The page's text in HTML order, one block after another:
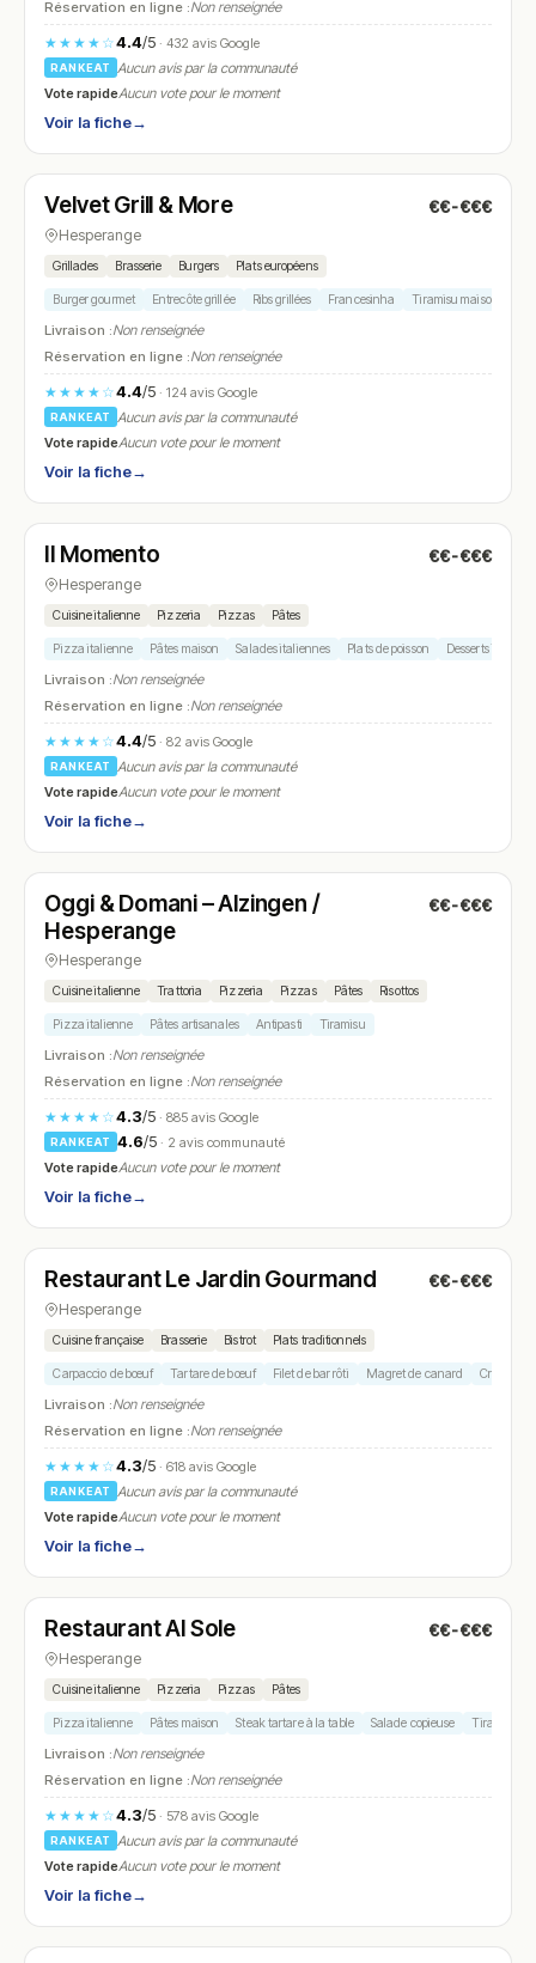
Réservation en ligne :Non renseignée
★★★★☆4.4/5· 432 avis Google
RANKEAT
Aucun avis par la communauté
Vote rapideAucun vote pour le moment
Voir la fiche→
N° 13
Velvet Grill & More €€-€€€
Hesperange
Grillades Brasserie Burgers Plats européens
Burger gourmet Entrecôte grillée Ribs grillées Francesinha Tiramisu maison
Livraison :Non renseignée
Réservation en ligne :Non renseignée
★★★★☆4.4/5· 124 avis Google
RANKEAT
Aucun avis par la communauté
Vote rapideAucun vote pour le moment
Voir la fiche→
N° 14
Il Momento €€-€€€
Hesperange
Cuisine italienne Pizzeria Pizzas Pâtes
Pizza italienne Pâtes maison Salades italiennes Plats de poisson Desserts italiens
Livraison :Non renseignée
Réservation en ligne :Non renseignée
★★★★☆4.4/5· 82 avis Google
RANKEAT
Aucun avis par la communauté
Vote rapideAucun vote pour le moment
Voir la fiche→
N° 15
Oggi & Domani – Alzingen /
Hesperange
€€-€€€
Hesperange
Cuisine italienne Trattoria Pizzeria Pizzas Pâtes Risottos
Pizza italienne Pâtes artisanales Antipasti Tiramisu
Livraison :Non renseignée
Réservation en ligne :Non renseignée
★★★★☆4.3/5· 885 avis Google
RANKEAT 4.6/5 · 2 avis communauté
Vote rapideAucun vote pour le moment
Voir la fiche→
N° 16
Restaurant Le Jardin Gourmand €€-€€€
Hesperange
Cuisine française Brasserie Bistrot Plats traditionnels
Carpaccio de bœuf Tartare de bœuf Filet de bar rôti Magret de canard Crème
Livraison :Non renseignée
Réservation en ligne :Non renseignée
★★★★☆4.3/5· 618 avis Google
RANKEAT
Aucun avis par la communauté
Vote rapideAucun vote pour le moment
Voir la fiche→
N° 17
Restaurant Al Sole €€-€€€
Hesperange
Cuisine italienne Pizzeria Pizzas Pâtes
Pizza italienne Pâtes maison Steak tartare à la table Salade copieuse Tiramisu
Livraison :Non renseignée
Réservation en ligne :Non renseignée
★★★★☆4.3/5· 578 avis Google
RANKEAT
Aucun avis par la communauté
Vote rapideAucun vote pour le moment
Voir la fiche→